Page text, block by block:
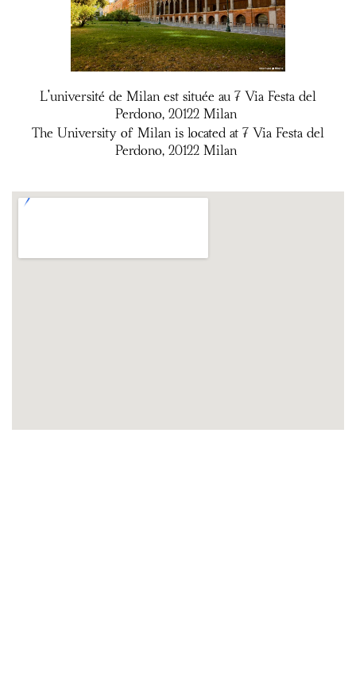
L'université de Milan est située au 7 Via Festa del
Perdono, 20122 Milan
The University of Milan is located at 7 Via Festa del
Perdono, 20122 Milan